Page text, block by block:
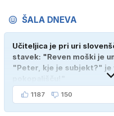
ŠALA DNEVA
Učiteljica je pri uri
stavek: "Reven moški je
"Peter, kje je subjekt?" je
1187 150